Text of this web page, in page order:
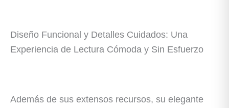
Diseño Funcional y Detalles Cuidados: Una
Experiencia de Lectura Cómoda y Sin Esfuerzo
Además de sus extensos recursos, su elegante